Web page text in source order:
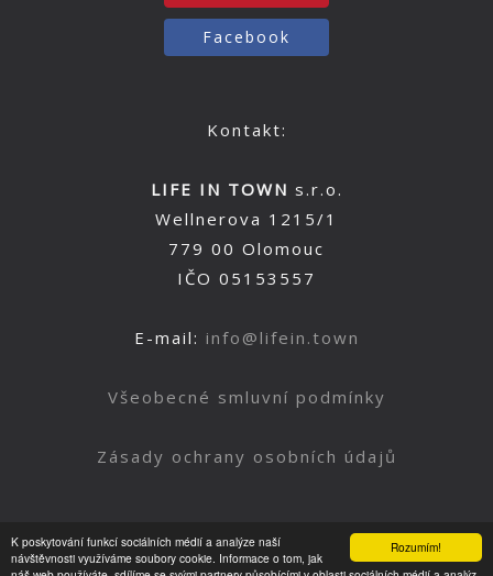
Rozumím!
K poskytování funkcí sociálních médií a analýze naší
návštěvnosti využíváme soubory cookie. Informace o tom, jak
Facebook
Kontakt:
LIFE IN TOWN s.r.o.
Wellnerova 1215/1
779 00 Olomouc
IČO 05153557
E-mail: info@lifein.town
Všeobecné smluvní podmínky
Zásady ochrany osobních údajů
Nahoru